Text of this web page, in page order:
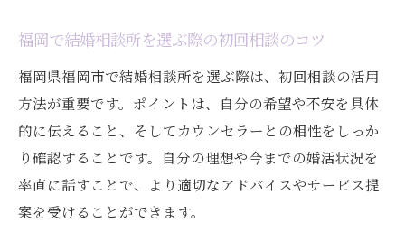
口コミから探る結婚相談所選びのヒント
結婚相談所の口コミ評判が信頼できる理由
福岡の結婚相談所で30代女性が注目する口
コミ内容
成婚実績やカウンセリング満足度の口コミ
比較
仲人型結婚相談所の口コミから学ぶ選び方
福岡で結婚相談所を選ぶ際の初回相談のコツ
福岡県福岡市で結婚相談所を選ぶ際は、初回相談の活用
方法が重要です。ポイントは、自分の希望や不安を具体
的に伝えること、そしてカウンセラーとの相性をしっか
り確認することです。自分の理想や今までの婚活状況を
率直に話すことで、より適切なアドバイスやサービス提
案を受けることができます。